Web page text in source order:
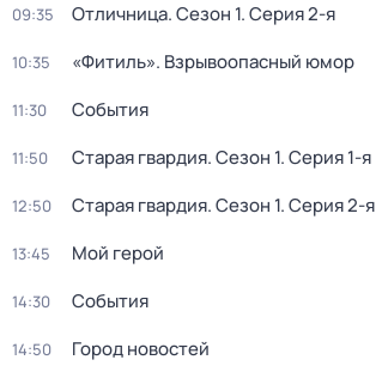
09:35 Отличница. Сезон 1. Серия 2-я
10:35 «Фитиль». Взрывоопасный юмор
11:30 События
11:50 Старая гвардия. Сезон 1. Серия 1-я
12:50 Старая гвардия. Сезон 1. Серия 2-я
13:45 Мой герой
14:30 События
14:50 Город новостей